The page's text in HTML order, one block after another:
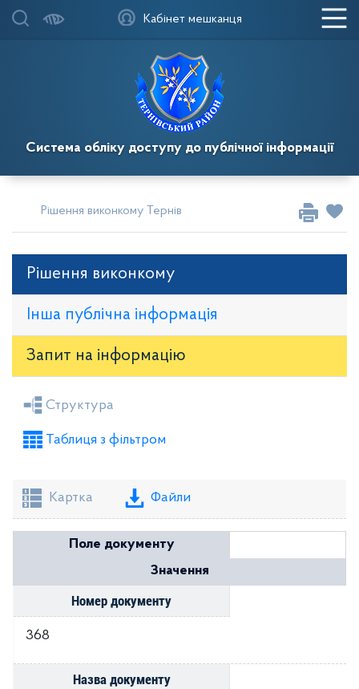
Система обліку доступу до публічної інформації
Кабінет мешканця
Рішення виконкому Тернівської районної у місті ради
Рішення виконкому
Інша публічна інформація
Запит на iнформацію
Засідання районної ради
Проекти рішень районної ради
Структура
Таблиця з фільтром
Картка Файли
Поле документу
Значення
Номер документу
368
Назва документу